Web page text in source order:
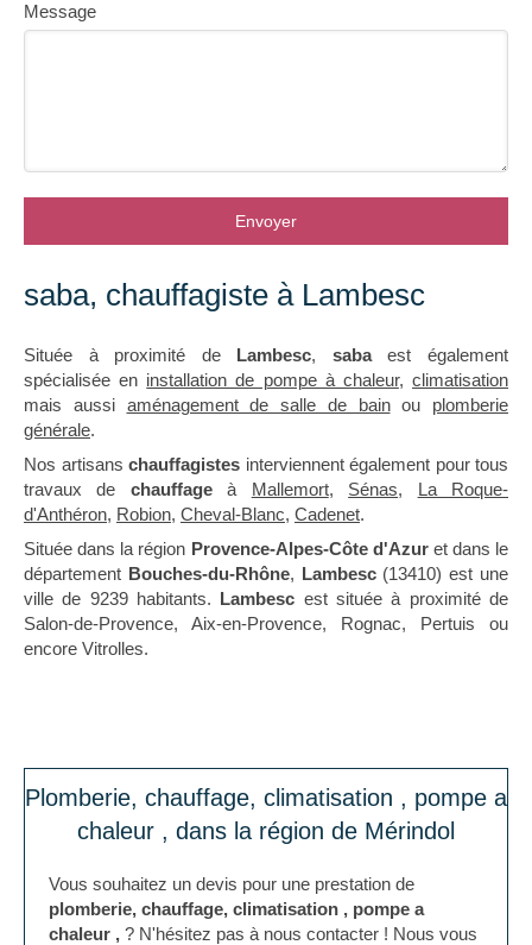
Message
Envoyer
saba, chauffagiste à Lambesc
Située à proximité de Lambesc, sabaest également
spécialisée en installation de pompe à chaleur,climatisation
mais aussi aménagement de salle de bainou plomberie
générale.
Nos artisans chauffagistes interviennent également pour tous
travaux de chauffageà Mallemort, Sénas, La Roque-
d'Anthéron, Robion, Cheval-Blanc, Cadenet.
Située dans la région Provence-Alpes-Côte d'Azuret dans le
département Bouches-du-Rhône, Lambesc(13410) est une
ville de 9239 habitants. Lambesc est située à proximité de
Salon-de-Provence, Aix-en-Provence, Rognac, Pertuis ou
encore Vitrolles.
Plomberie, chauffage, climatisation , pompe a
chaleur , dans la région de Mérindol
Vous souhaitez un devis pour une prestation de
plomberie, chauffage, climatisation , pompe a
chaleur , ? N'hésitez pas à nous contacter ! Nous vous